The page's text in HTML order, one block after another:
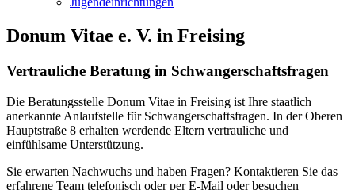
Donum Vitae e. V. in Freising
Vertrauliche Beratung in Schwangerschaftsfragen
Die Beratungsstelle Donum Vitae in Freising ist Ihre staatlich
anerkannte Anlaufstelle für Schwangerschaftsfragen. In der Oberen
Hauptstraße 8 erhalten werdende Eltern vertrauliche und
einfühlsame Unterstützung.
Sie erwarten Nachwuchs und haben Fragen? Kontaktieren Sie das
erfahrene Team telefonisch oder per E-Mail oder besuchen